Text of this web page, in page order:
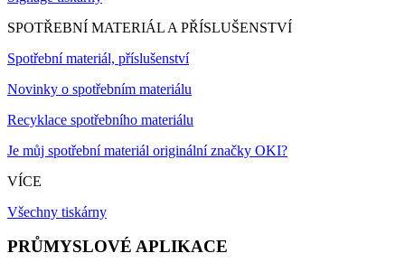
SPOTŘEBNÍ MATERIÁL A PŘÍSLUŠENSTVÍ
Spotřební materiál, příslušenství
Novinky o spotřebním materiálu
Recyklace spotřebního materiálu
Je můj spotřební materiál originální značky OKI?
VÍCE
Všechny tiskárny
PRŮMYSLOVÉ APLIKACE